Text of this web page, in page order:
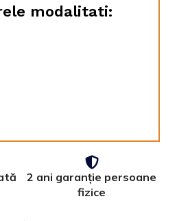
modalitati:
2 ani garanție persoane
fizice